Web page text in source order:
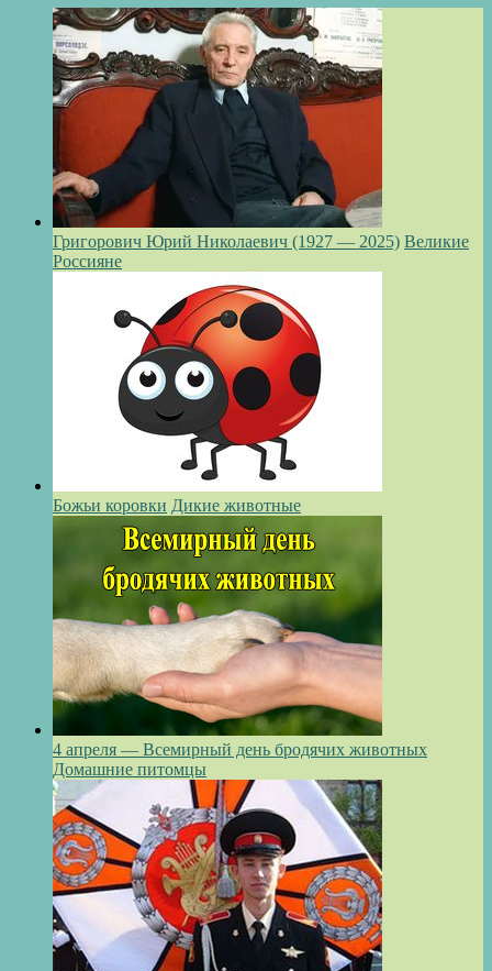
Григорович Юрий Николаевич (1927 — 2025) Великие
Россияне
Божьи коровки Дикие животные
4 апреля — Всемирный день бродячих животных
Домашние питомцы